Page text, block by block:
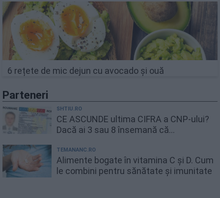
6 rețete de mic dejun cu avocado și ouă
Parteneri
SHTIU.RO
CE ASCUNDE ultima CIFRA a CNP-ului?
Dacă ai 3 sau 8 însemană că...
TEMANANC.RO
Alimente bogate în vitamina C și D. Cum
le combini pentru sănătate și imunitate